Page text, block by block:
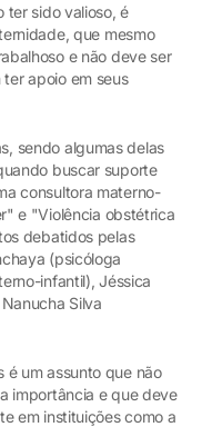
ter sido valioso, é
que mesmo
e não deve ser
apoio em seus
sendo algumas delas
buscar suporte
consultora materno-
e "Violência obstétrica
debatidos pelas
(psicóloga
infantil), Jéssica
Silva
é um assunto que não
importância e que deve
em instituições como a